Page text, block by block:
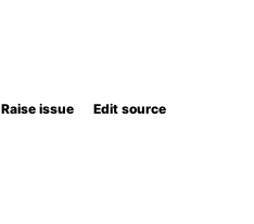
Edit source
Raise issue